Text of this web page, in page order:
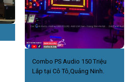
Combo PS Audio 150 Triệu
Lắp tại Cô Tô,Quảng Ninh.